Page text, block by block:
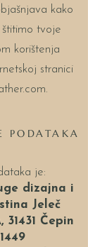
kako
štitimo tvoje
korištenja
stranici
.
PODATAKA
je:
dizajna i
Jeleč
31431 Čepin